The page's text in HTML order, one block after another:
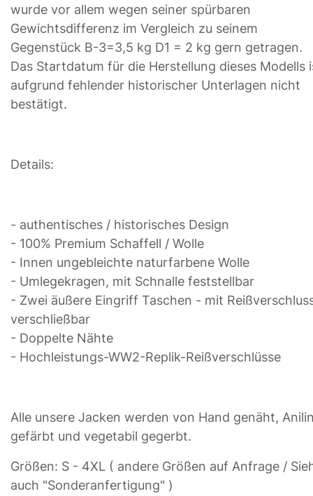
wurde vor allem wegen seiner spürbaren
Gewichtsdifferenz im Vergleich zu seinem
Gegenstück B-3=3,5 kg D1 = 2 kg gern getragen.
Das Startdatum für die Herstellung dieses Modells
aufgrund fehlender historischer Unterlagen nicht
bestätigt.
Details:
- authentisches / historisches Design
- 100% Premium Schaffell / Wolle
- Innen ungebleichte naturfarbene Wolle
- Umlegekragen, mit Schnalle feststellbar
- Zwei äußere Eingriff Taschen - mit
verschließbar
- Doppelte Nähte
- Hochleistungs-WW2-Replik-Reißverschlüsse
Alle unsere Jacken werden von Hand genäht,
gefärbt und vegetabil gegerbt.
Größen: S - 4XL ( andere Größen auf Anfrage /
auch "Sonderanfertigung" )